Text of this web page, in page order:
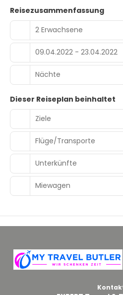
Reisezusammenfassung
2 Erwachsene
09.04.2022 - 23.04.2022
Nächte
Dieser Reiseplan beinhaltet
Ziele
Flüge/Transporte
Unterkünfte
Miewagen